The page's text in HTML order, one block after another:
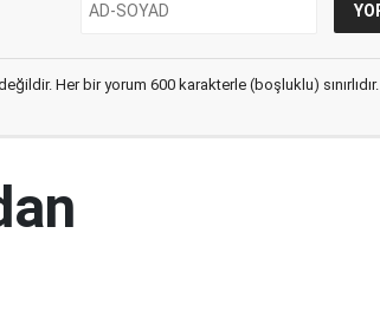
Her bir yorum 600 karakterle (boşluklu) sınırlıdır.